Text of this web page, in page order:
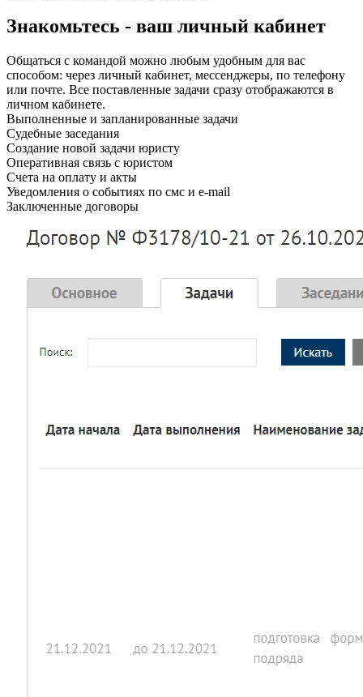
Знакомьтесь - ваш личный кабинет
Общаться с командой можно любым удобным для вас
способом: через личный кабинет, мессенджеры, по телефону
или почте. Все поставленные задачи сразу отображаются в
личном кабинете.
Выполненные и запланированные задачи
Судебные заседания
Создание новой задачи юристу
Оперативная связь с юристом
Счета на оплату и акты
Уведомления о событиях по смс и e-mail
Заключенные договоры